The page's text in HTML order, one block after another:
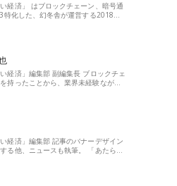
い経済」 はブロックチェーン、暗号通
特化した、幻冬舎が運営する2018…
い経済」編集部 副編集長 ブロックチェ
持ったことから、業界未経験なが…
い経済」編集部 記事のバナーデザイン
る他、ニュースも執筆。 「あたら…